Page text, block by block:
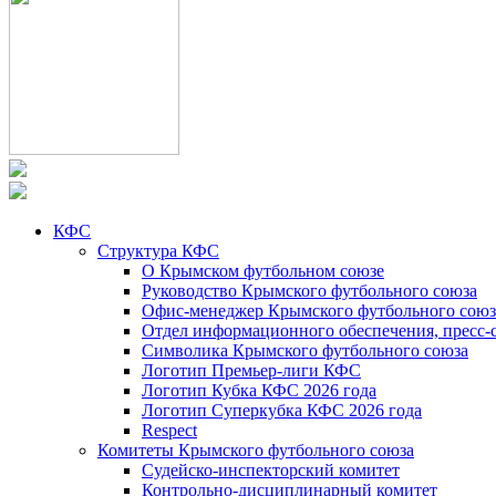
КФС
Структура КФС
О Крымском футбольном союзе
Руководство Крымского футбольного союза
Офис-менеджер Крымского футбольного
Отдел информационного обеспечения, пресс-
Символика Крымского футбольного союза
Логотип Премьер-лиги КФС
Логотип Кубка КФС 2026 года
Логотип Суперкубка КФС 2026 года
Respect
Комитеты Крымского футбольного союза
Судейско-инспекторский комитет
Контрольно-дисциплинарный комитет